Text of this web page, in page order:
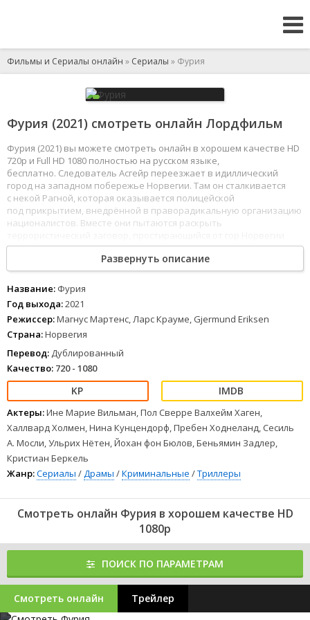
Фильмы и Сериалы онлайн » Сериалы » Фурия
Фурия (2021) смотреть онлайн Лордфильм
Фурия (2021) вы можете смотреть онлайн в хорошем качестве HD
720p и Full HD 1080 полностью на русском языке,
бесплатно. Следователь Асгейр переезжает в идиллический
город на западном побережье Норвегии. Там он сталкивается
с некой Рагной, которая оказывается полицейской
под прикрытием, внедрённой в праворадикальную организацию
националистов. Вместе они пытаются раскрыть
до самого сердца Европы.
Развернуть описание
Название: Фурия
Год выхода:2021
Режиссер:Магнус Мартенс, Ларс Крауме, Gjermund Eriksen
Страна:Норвегия
Перевод: Дублированный
Качество: 720 - 1080
Актеры:Ине Марие Вильман, Пол Сверре Валхейм Хаген,
Халлвард Холмен, Нина Кунцендорф, Пребен Ходнеланд, Сесиль
А. Мосли, Ульрих Нётен, Йохан фон Бюлов, Беньямин Задлер,
Кристиан Беркель
Жанр:Сериалы /Драмы /Криминальные /Триллеры
Смотреть онлайн Фурия в хорошем качестве HD
1080p
ПОИСК ПО ПАРАМЕТРАМ
Смотреть онлайн Трейлер